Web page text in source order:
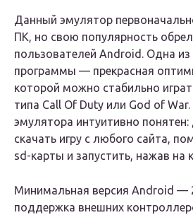
Данный эмулятор
ПК, но свою популярность
пользователей Android. Одна из
программы — прекрасная
которой можно стабильно
типа Call Of Duty или God of
эмулятора интуитивно
скачать игру с любого сайта,
sd-карты и запустить, нажав на
Минимальная версия Android —
поддержка внешних